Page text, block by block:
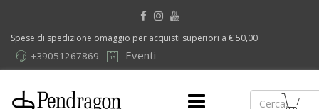
Spese di spedizione omaggio per acquisti superiori a € 50,00
Eventi
+39051267869